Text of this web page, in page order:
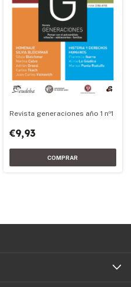
Revista generaciones año 1 nº1
€9,93